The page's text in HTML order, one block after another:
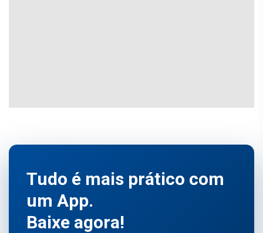
Tudo é mais prático com
um App.
Baixe agora!